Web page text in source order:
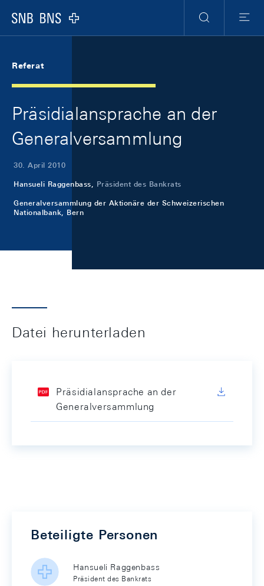
Logo
Suche
Menu
Referat
Präsidialansprache an der
Generalversammlung
30. April 2010
Hansueli Raggenbass, Präsident des Bankrats
Generalversammlung der Aktionäre der Schweizerischen
Nationalbank, Bern
Datei herunterladen
Präsidialansprache an der
Generalversammlung
Beteiligte Personen
Hansueli Raggenbass
Präsident des Bankrats